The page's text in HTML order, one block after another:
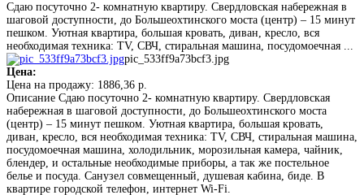
Сдаю посуточно 2- комнатную квартиру. Свердловская набережная в
шаговой доступности, до Большеохтинского моста (центр) – 15 минут
пешком. Уютная квартира, большая кровать, диван, кресло, вся
необходимая техника: TV, СВЧ, стиральная машина, посудомоечная ...
pic_533ff9a73bcf3.jpg
Цена:
Цена на продажу: 1886,36 р.
Описание Сдаю посуточно 2- комнатную квартиру. Свердловская
набережная в шаговой доступности, до Большеохтинского моста
(центр) – 15 минут пешком. Уютная квартира, большая кровать,
диван, кресло, вся необходимая техника: TV, СВЧ, стиральная машина,
посудомоечная машина, холодильник, морозильная камера, чайник,
блендер, и остальные необходимые приборы, а так же постельное
белье и посуда. Санузел совмещенный, душевая кабина, биде. В
квартире городской телефон, интернет Wi-Fi.